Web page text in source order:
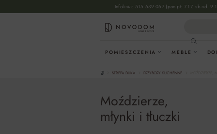
Przejdź do głównej nawigacji
Infolinia: 515 639 067 (pon-pt: 7-17, sb-nd: 9-
POMIESZCZENIA MEBLE
STREFA DUKA PRZYBORY KUCHENNE
Moździerze,
młynki i tłuczki